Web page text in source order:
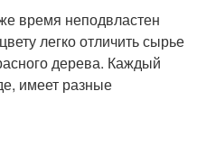
время неподвластен
легко отличить сырье
дерева. Каждый
имеет разные